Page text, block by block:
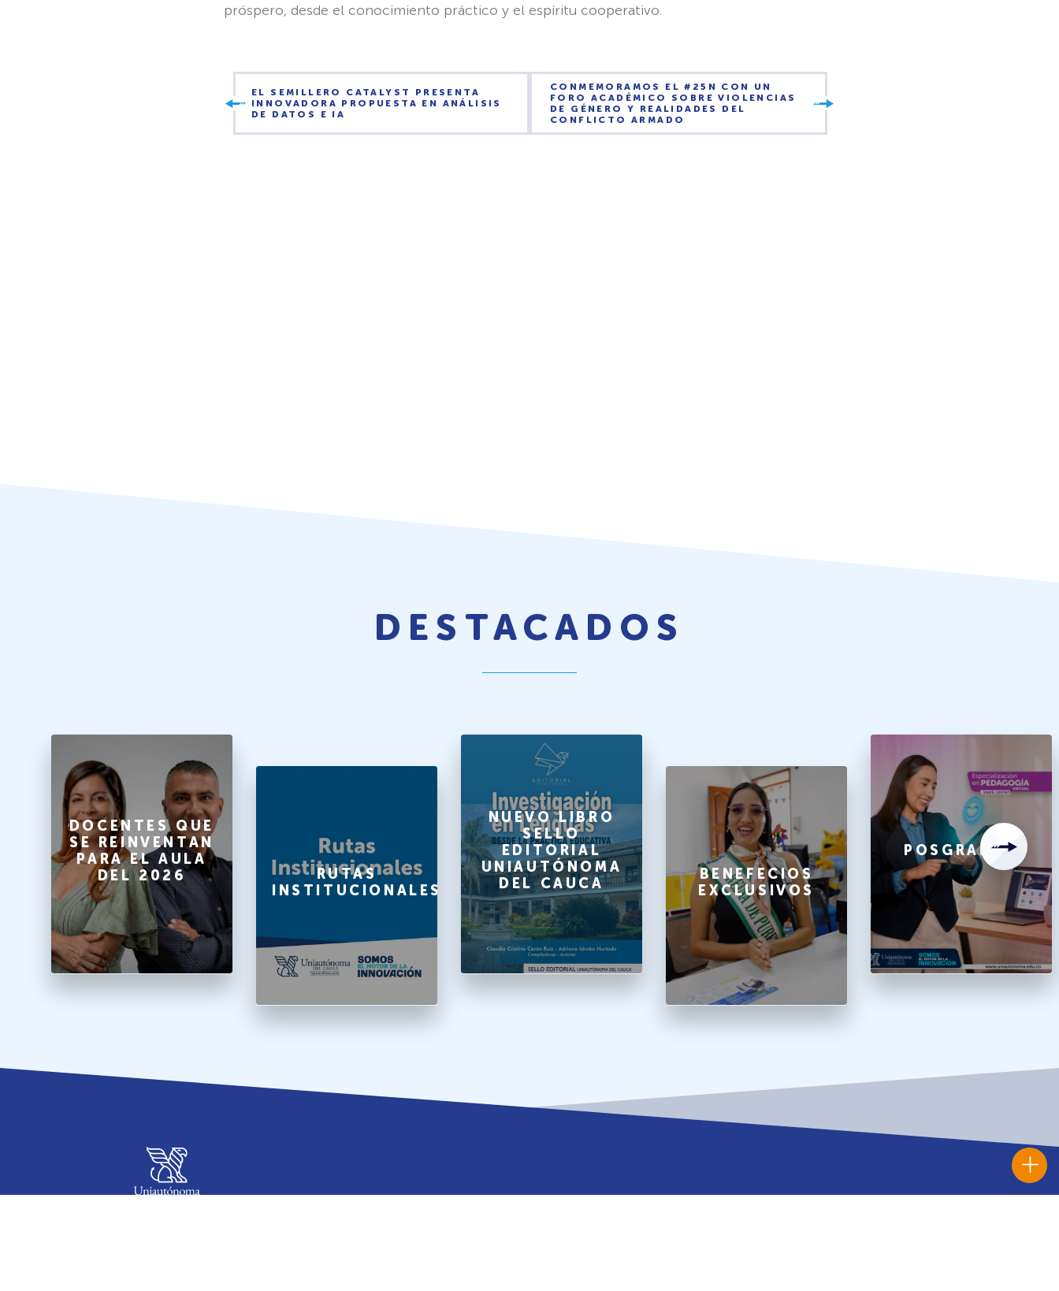
próspero, desde el conocimiento práctico y el espíritu cooperativo.
EL SEMILLERO CATALYST PRESENTA
INNOVADORA PROPUESTA EN ANÁLISIS
DE DATOS E IA
CONMEMORAMOS EL #25N CON UN
FORO ACADÉMICO SOBRE VIOLENCIAS
DE GÉNERO Y REALIDADES DEL
CONFLICTO ARMADO
DESTACADOS
DOCENTES QUE
SE REINVENTAN
PARA EL AULA
DEL 2026
RUTAS
INSTITUCIONALES
NUEVO LIBRO
SELLO
EDITORIAL
UNIAUTÓNOMA
DEL CAUCA
BENEFECIOS
EXCLUSIVOS
POSGRADOS